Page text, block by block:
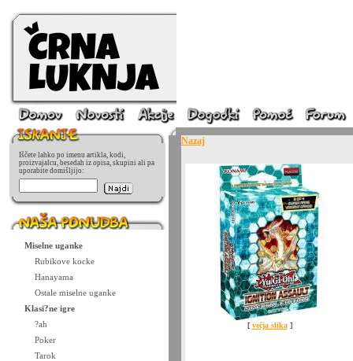
Iščete lahko po imenu artikla, kodi,
proizvajalcu, besedah iz opisa, skupini ali pa
uporabite domišljijo:
Miselne uganke
Rubikove kocke
Hanayama
Ostale miselne uganke
Klasi?ne igre
?ah
Poker
Tarok
Nazaj
[ večja slika]